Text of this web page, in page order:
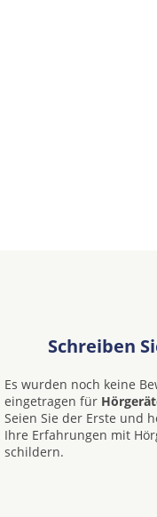
Schreiben
Es wurden noch keine
eingetragen für
Seien Sie der Erste und
Ihre Erfahrungen mit
schildern.